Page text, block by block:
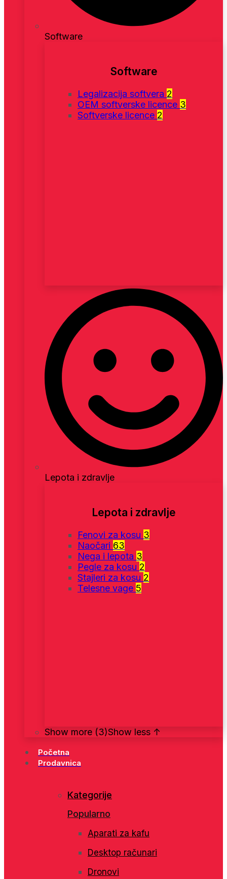
Software
Software
Legalizacija softvera 2
OEM softverske licence 3
Softverske licence 2
Lepota i zdravlje
Lepota i zdravlje
Fenovi za kosu 3
Naočari 63
Nega i lepota 3
Pegle za kosu 2
Stajleri za kosu 2
Telesne vage 5
Show more (3)Show less ↑
Početna
Prodavnica
Kategorije
Popularno
Aparati za kafu
Desktop računari
Dronovi